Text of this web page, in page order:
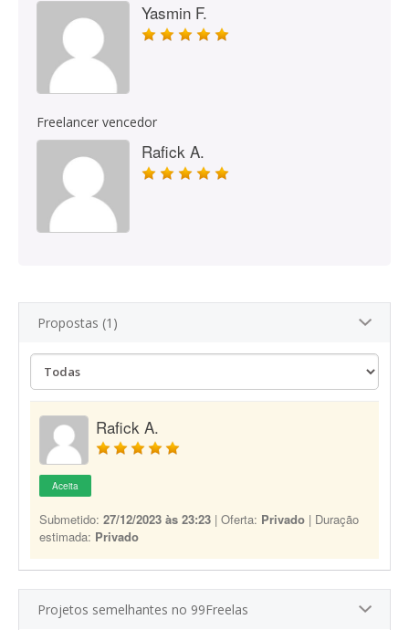
Yasmin F.
Freelancer vencedor
Rafick A.
Propostas (1)
Rafick A.
Aceita
Submetido: 27/12/2023 às 23:23 | Oferta: Privado | Duração
estimada: Privado
Projetos semelhantes no 99Freelas